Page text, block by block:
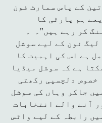
کے پاس سمارٹ فون
ہم پارٹی کا
کر رہے ہیں”۔ ۔
نون کے لیے سوشل
ہے اس کی اہمیت کا
ہے کہ سوشل میڈیا
خصوص دلچسپی رکھتی
جاکر وہاں کی سوشل
آنے والے انتخابات
رابطہ کے لیے واٹس